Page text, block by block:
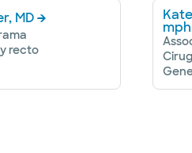
MD
recto
mph